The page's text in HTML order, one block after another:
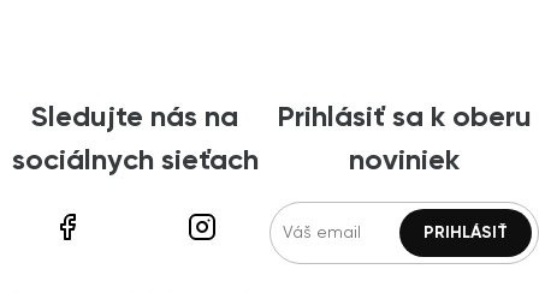
Sledujte nás na
sociálnych sieťach
Prihlásiť sa k oberu
noviniek